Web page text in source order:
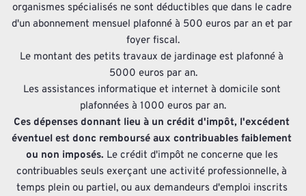
organismes spécialisés ne sont déductibles que dans le cadre
d'un abonnement mensuel plafonné à 500 euros par an et par
foyer fiscal.
Le montant des petits travaux de jardinage est plafonné à
5000 euros par an.
Les assistances informatique et internet à domicile sont
plafonnées à 1000 euros par an.
Ces dépenses donnant lieu à un crédit d'impôt, l'excédent
éventuel est donc remboursé aux contribuables faiblement
ou non imposés. Le crédit d'impôt ne concerne que les
contribuables seuls exerçant une activité professionnelle, à
temps plein ou partiel, ou aux demandeurs d'emploi inscrits